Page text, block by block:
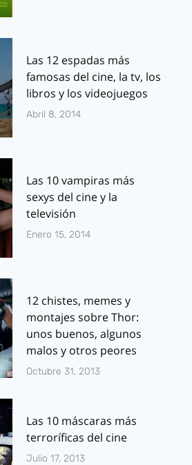
Las 12 espadas más
famosas del cine, la tv, los
libros y los videojuegos
Abril 8, 2014
Las 10 vampiras más
sexys del cine y la
televisión
Enero 15, 2014
12 chistes, memes y
montajes sobre Thor:
unos buenos, algunos
malos y otros peores
Octubre 31, 2013
Las 10 máscaras más
terroríficas del cine
Julio 17, 2013